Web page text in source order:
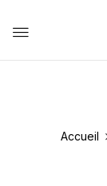
Accueil